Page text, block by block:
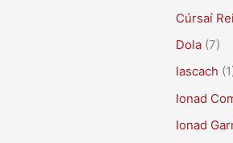
Cúrsaí
Dola (7)
Iascach
Ionad
Ionad